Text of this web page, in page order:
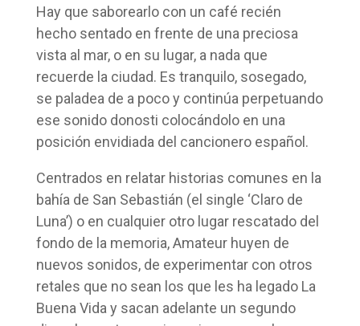
Hay que saborearlo con un café recién
hecho sentado en frente de una preciosa
vista al mar, o en su lugar, a nada que
recuerde la ciudad. Es tranquilo, sosegado,
se paladea de a poco y continúa perpetuando
ese sonido donosti colocándolo en una
posición envidiada del cancionero español.
Centrados en relatar historias comunes en la
bahía de San Sebastián (el single ‘Claro de
Luna’) o en cualquier otro lugar rescatado del
fondo de la memoria, Amateur huyen de
nuevos sonidos, de experimentar con otros
retales que no sean los que les ha legado La
Buena Vida y sacan adelante un segundo